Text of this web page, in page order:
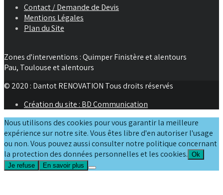
Contact / Demande de Devis
Mentions Légales
Plan du Site
Zones d'interventions : Quimper Finistère et alentours
Pau, Toulouse et alentours
© 2020 : Dantot RENOVATION Tous droits réservés
Création du site : BD Communication
Nous utilisons des cookies pour vous garantir la meilleure
expérience sur notre site. Vous êtes libre d'en autoriser l'usage
ou non. Vous pouvez aussi consulter notre politique concernant
la protection des données personnelles et les cookies. Ok
Je refuse
En savoir plus